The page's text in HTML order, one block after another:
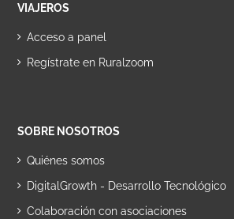
VIAJEROS
Acceso a panel
Regístrate en Ruralzoom
SOBRE NOSOTROS
Quiénes somos
DigitalGrowth - Desarrollo Tecnológico
Colaboración con asociaciones